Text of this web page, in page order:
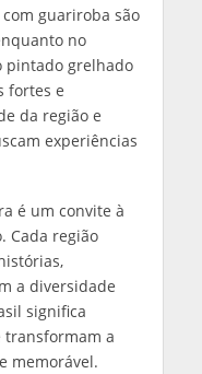
guariroba são
no
pintado grelhado
fortes e
da região e
experiências
é um convite à
Cada região
a diversidade
significa
transformam a
memorável.